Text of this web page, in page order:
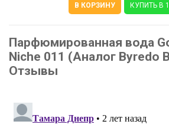
В КОРЗИНУ КУПИТЬ В
Парфюмированная вода
Niche 011 (Аналог Byredo
Отзывы